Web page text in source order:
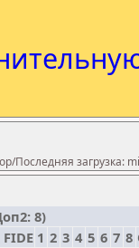
Последняя загрузка:
8)
1 2 3 4 5 6 7 8